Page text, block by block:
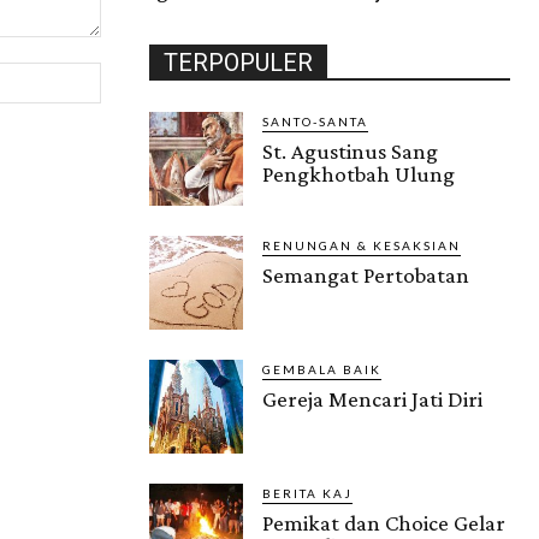
TERPOPULER
SANTO-SANTA
St. Agustinus Sang
Pengkhotbah Ulung
RENUNGAN & KESAKSIAN
Semangat Pertobatan
GEMBALA BAIK
Gereja Mencari Jati Diri
BERITA KAJ
Pemikat dan Choice Gelar